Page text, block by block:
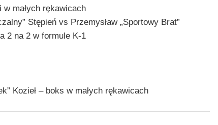
w małych rękawicach
Stępień vs Przemysław „Sportowy Brat”
2 na 2 w formule K-1
Kozieł – boks w małych rękawicach